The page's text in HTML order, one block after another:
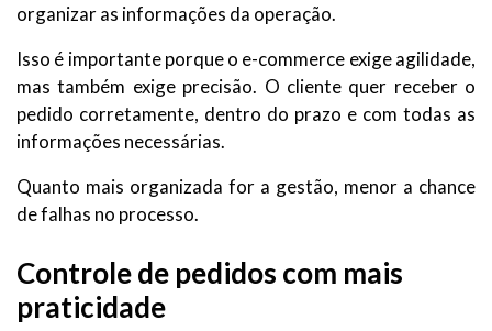
organizar as informações da operação.
Isso é importante porque o e-commerce exige agilidade,
mas também exige precisão. O cliente quer receber o
pedido corretamente, dentro do prazo e com todas as
informações necessárias.
Quanto mais organizada for a gestão, menor a chance
de falhas no processo.
Controle de pedidos com mais
praticidade